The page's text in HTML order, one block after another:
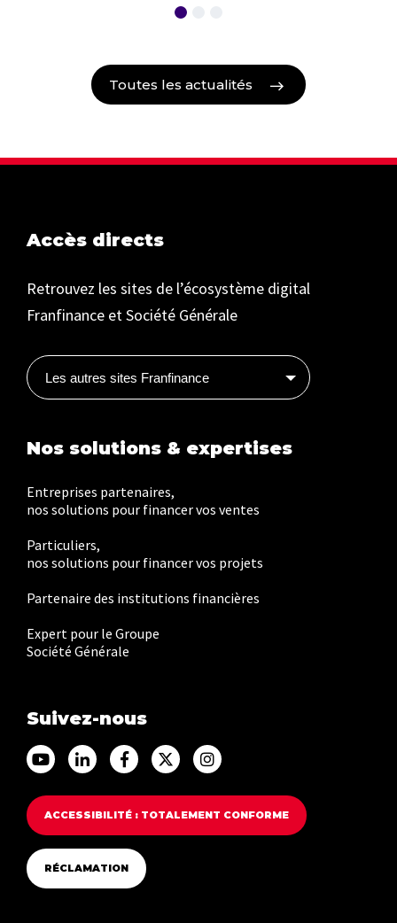
Toutes les actualités
Accès directs
Retrouvez les sites de l’écosystème digital
Franfinance et Société Générale
Les autres sites Franfinance
Nos solutions & expertises
Entreprises partenaires,
nos solutions pour financer vos ventes
Particuliers,
nos solutions pour financer vos projets
Partenaire des institutions financières
Expert pour le Groupe
Société Générale
Suivez-nous
Accéder au Youtube Franfinance
Accéder au Linkedin Franfinance
Accéder au Facebook Franfinance
Accéder au Twitter
Accéder au Instagram
ACCESSIBILITÉ : TOTALEMENT CONFORME
RÉCLAMATION